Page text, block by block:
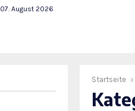
07. August 2026
Startseite